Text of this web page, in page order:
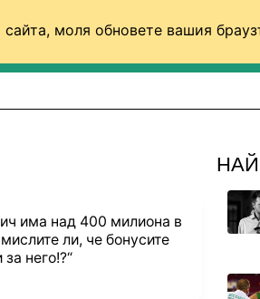
моля обновете вашия
има над 400 милиона в
ли, че бонусите
него!?“
favorites